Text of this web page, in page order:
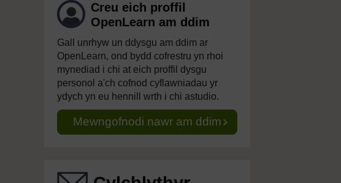
Creu eich proffil
OpenLearn am ddim
Gall unrhyw un ddysgu am ddim ar
OpenLearn, ond bydd cofrestru yn rhoi
mynediad i chi at eich proffil dysgu
personol a'ch cofnod cyflawniadau yr
ydych yn eu hennill wrth i chi astudio.
Mewngofnodi nawr am ddim